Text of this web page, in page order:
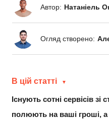
Огляд створено:
Автор: Натаніель
В цій статті
Існують сотні сервісів зі
полюють на ваші гроші, а